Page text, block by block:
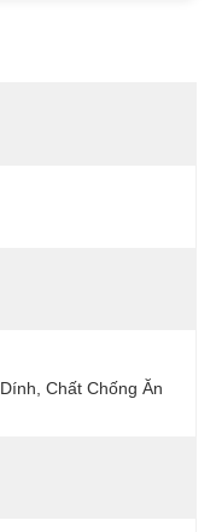
Chất Chống Ăn